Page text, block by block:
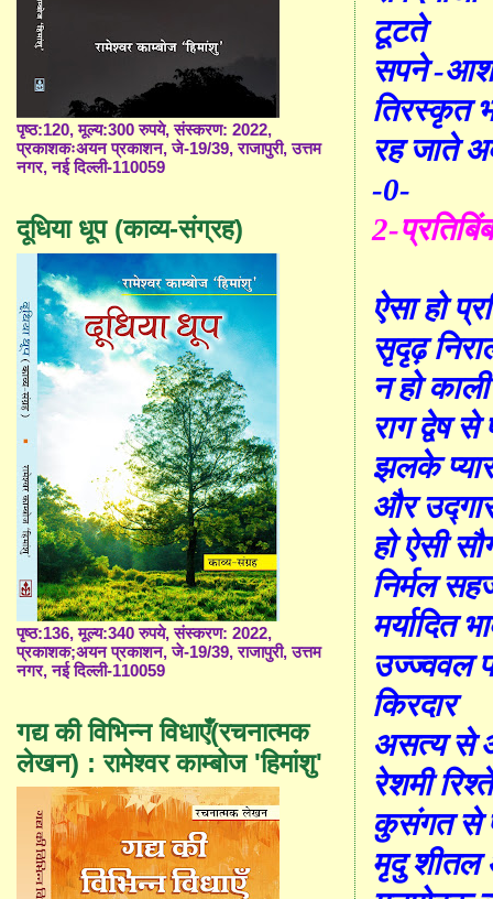
टूटते
सपने-
तिरस्कृत
रह जाते
-0-
2-प्रतिबिंब
ऐसा हो
सृदृढ़
न हो
राग द्वेष से
झलके
और
हो ऐसी
निर्मल
मर्यादित
उज्ज्ववल
किरदार
असत्य से
रेशमी रिश्ते
कुसंगत से
मृदु शीतल
पृष्ठ:120, मूल्य:300 रुपये, संस्करण: 2022,
प्रकाशकःअयन प्रकाशन, जे-19/39, राजापुरी, उत्तम
नगर, नई दिल्ली-110059
दूधिया धूप (काव्य-संग्रह)
पृष्ठ:136, मूल्य:340 रुपये, संस्करण: 2022,
प्रकाशक;अयन प्रकाशन, जे-19/39, राजापुरी, उत्तम
नगर, नई दिल्ली-110059
गद्य की विभिन्न विधाएँ(रचनात्मक
लेखन) : रामेश्वर काम्बोज 'हिमांशु'